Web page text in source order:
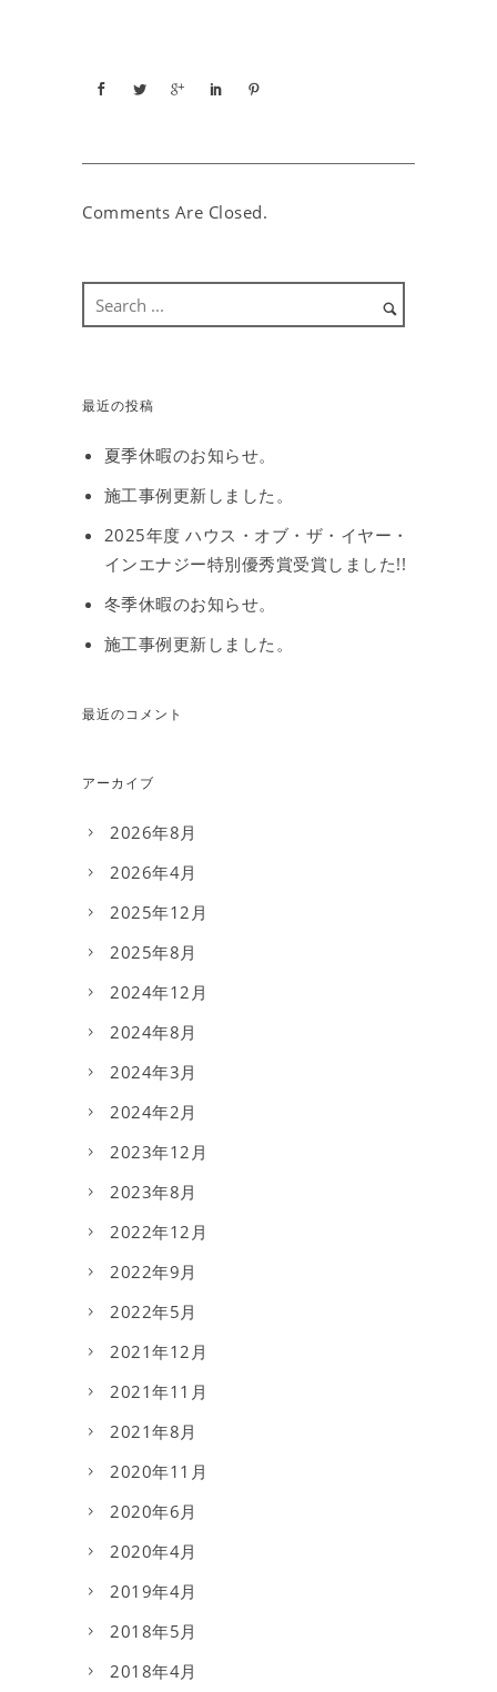
Comments Are Closed.
最近の投稿
夏季休暇のお知らせ。
施工事例更新しました。
2025年度 ハウス・オブ・ザ・イヤー・
インエナジー特別優秀賞受賞しました!!
冬季休暇のお知らせ。
施工事例更新しました。
最近のコメント
アーカイブ
2026年8月
2026年4月
2025年12月
2025年8月
2024年12月
2024年8月
2024年3月
2024年2月
2023年12月
2023年8月
2022年12月
2022年9月
2022年5月
2021年12月
2021年11月
2021年8月
2020年11月
2020年6月
2020年4月
2019年4月
2018年5月
2018年4月